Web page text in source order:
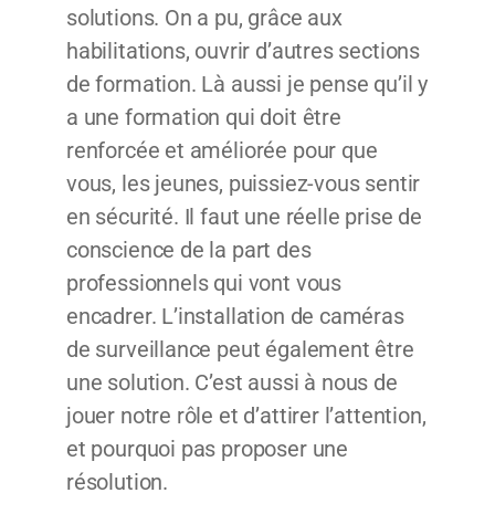
solutions. On a pu, grâce aux
habilitations, ouvrir d’autres sections
de formation. Là aussi je pense qu’il y
a une formation qui doit être
renforcée et améliorée pour que
vous, les jeunes, puissiez-vous sentir
en sécurité. Il faut une réelle prise de
conscience de la part des
professionnels qui vont vous
encadrer. L’installation de caméras
de surveillance peut également être
une solution. C’est aussi à nous de
jouer notre rôle et d’attirer l’attention,
et pourquoi pas proposer une
résolution.